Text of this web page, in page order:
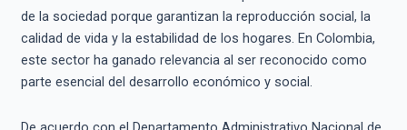
de la sociedad porque garantizan la reproducción social, la
calidad de vida y la estabilidad de los hogares. En Colombia,
este sector ha ganado relevancia al ser reconocido como
parte esencial del desarrollo económico y social.